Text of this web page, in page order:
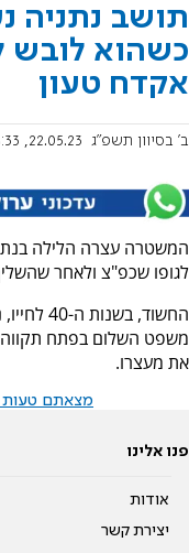
תושב נתניה
כשהוא לובש
אקדח טעון
ב' בסיוון תשפ"ג 22.05.23, 8:33
המשטרה עצרה הלילה
לגופו שכפ"צ ולאחר
החשוד,
משפט השלום בפתח
את מעצרו.
מצאתם טעות
פנו אלינו
אודות
יצירת קשר